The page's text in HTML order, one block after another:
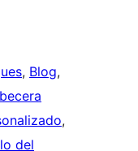
, Blog
del